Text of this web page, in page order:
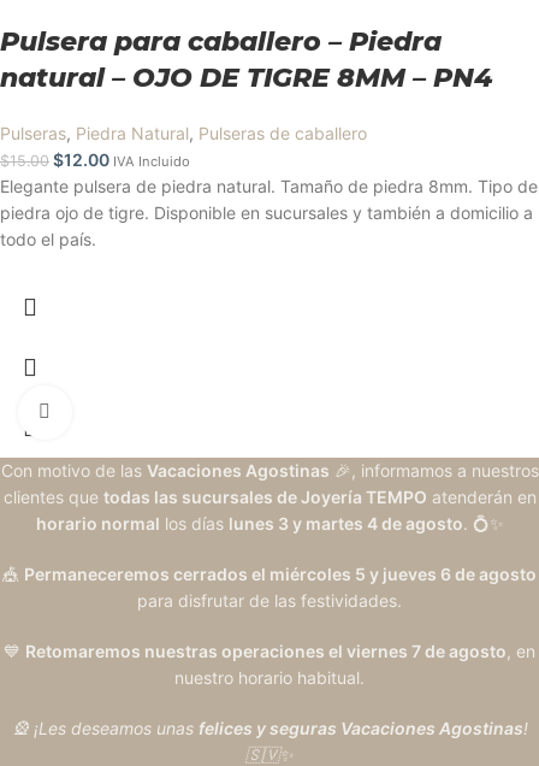
Pulsera para caballero – Piedra
natural – OJO DE TIGRE 8MM – PN4
Pulseras, Piedra Natural, Pulseras de caballero
$15.00 $12.00 IVA Incluido
Elegante pulsera de piedra natural. Tamaño de piedra 8mm. Tipo de
piedra ojo de tigre. Disponible en sucursales y también a domicilio a
todo el país.
Con motivo de las Vacaciones Agostinas 🎉, informamos a nuestros
clientes que todas las sucursales de Joyería TEMPO atenderán en
horario normal los días lunes 3 y martes 4 de agosto. 💍✨
🎪 Permaneceremos cerrados el miércoles 5 y jueves 6 de agosto
para disfrutar de las festividades.
💙 Retomaremos nuestras operaciones el viernes 7 de agosto, en
nuestro horario habitual.
🎡 ¡Les deseamos unas felices y seguras Vacaciones Agostinas!
🇸🇻✨